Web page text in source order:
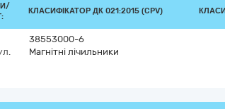
КЛАСИФІКАТОР ДК 021:2015 (CPV)
38553000-6
Магнітні лічильники